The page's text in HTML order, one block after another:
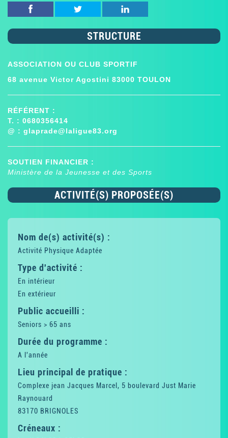
STRUCTURE
ASSOCIATION OU CLUB SPORTIF
68 avenue Victor Agostini 83000 TOULON
RÉFÉRENT :
T. : 0680356414
@ : glaprade@laligue83.org
SOUTIEN FINANCIER :
Ministère de la Jeunesse et des Sports
ACTIVITÉ(S) PROPOSÉE(S)
Nom de(s) activité(s) :
Activité Physique Adaptée
Type d'activité :
En intérieur
En extérieur
Public accueilli :
Seniors > 65 ans
Durée du programme :
A l'année
Lieu principal de pratique :
Complexe jean Jacques Marcel, 5 boulevard Just Marie
Raynouard
83170 BRIGNOLES
Créneaux :